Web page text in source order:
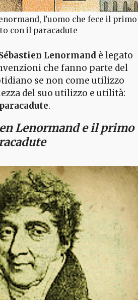
l'uomo che fece il primo
con il paracadute
Lenormand è legato
che fanno parte del
se non come utilizzo
del suo utilizzo e utilità:
paracadute.
Lenormand e il primo